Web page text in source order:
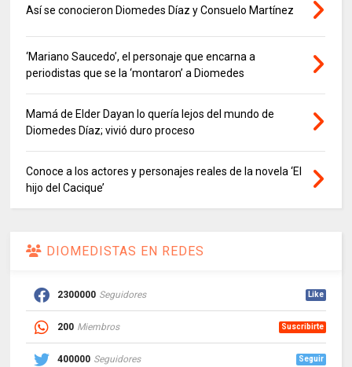
Así se conocieron Diomedes Díaz y Consuelo Martínez
‘Mariano Saucedo’, el personaje que encarna a
periodistas que se la ‘montaron’ a Diomedes
Mamá de Elder Dayan lo quería lejos del mundo de
Diomedes Díaz; vivió duro proceso
Conoce a los actores y personajes reales de la novela ‘El
hijo del Cacique’
DIOMEDISTAS EN REDES
2300000 Seguidores Like
200 Miembros Suscribirte
400000 Seguidores Seguir